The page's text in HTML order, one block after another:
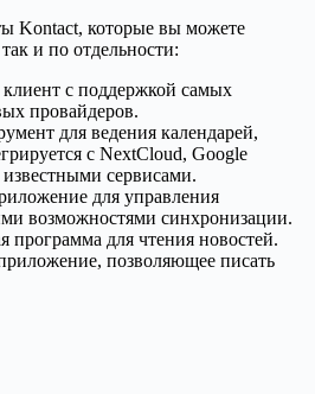
Kontact, которые вы можете
и по отдельности:
с поддержкой самых
провайдеров.
для ведения календарей,
с NextCloud, Google
сервисами.
для управления
возможностями синхронизации.
программа для чтения новостей.
позволяющее писать